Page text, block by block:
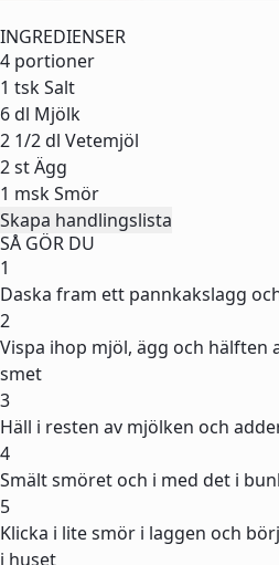
INGREDIENSER
4 portioner
1 tskSalt
6 dl Mjölk
2 1/2 dl Vetemjöl
2 stÄgg
1 mskSmör
Skapa handlingslista
SÅ GÖR DU
1
Daska fram ett pannkakslagg
2
Vispa ihop mjöl, ägg och hälften
smet
3
Häll i resten av mjölken och
4
Smält smöret och i med det i
5
Klicka i lite smör i laggen och
i huset